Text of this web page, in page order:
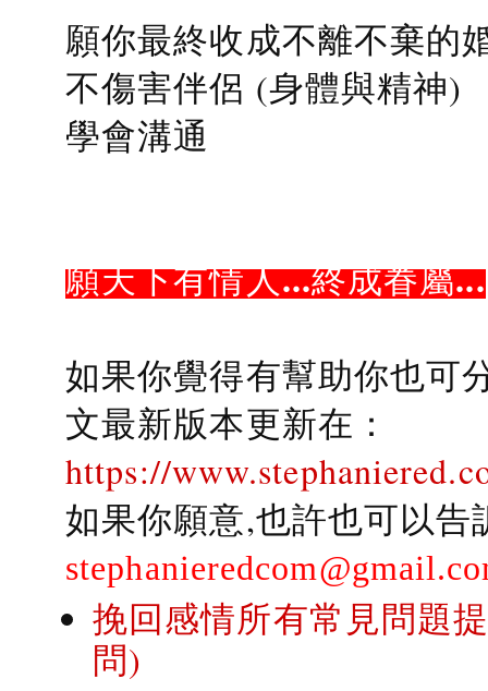
願你最終收成不離不棄的
不傷害伴侶 (身體與精神)
學會溝通
願天下有情人...終成眷屬...
如果你覺得有幫助你也可
文最新版本更新在：
https://
如果你願意,也許也可以
挽回感情所有常見問題
問)